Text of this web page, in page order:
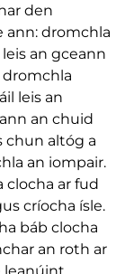
den
ann: dromchla
an gceann
leis an
an chuid
chun altóg a
an iompair.
ar fud
críocha ísle.
báb clocha
an roth ar
leanúint